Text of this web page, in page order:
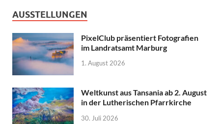
AUSSTELLUNGEN
PixelClub präsentiert Fotografien
im Landratsamt Marburg
1. August 2026
Weltkunst aus Tansania ab 2. August
in der Lutherischen Pfarrkirche
30. Juli 2026